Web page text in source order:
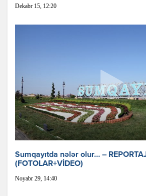
Dekabr 15, 12:20
Sumqayıtda nələr olur… –
(FOTOLAR+VİDEO)
Noyabr 29, 14:40